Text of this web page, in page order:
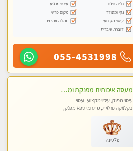
חניה חינם
עיסוי מרגיע
נקי ומסודר
מקום פרטי
עיסוי מקצועי
תמונה אמיתית
דוברת עיברית
055-4531998
מעסה איכותית מפנקת ומקצועית מאוד- בחולון
עיסוי מפנק, עיסוי מקצועי, עיסוי
בקלניקה פרטית, מתחמי ספא מפנק,
פלטינה